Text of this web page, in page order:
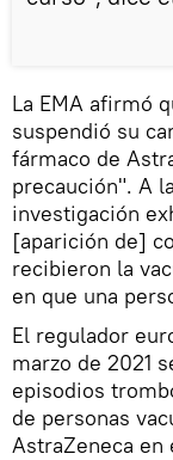
La EMA afirmó
suspendió su
fármaco de
precaución". A
investigación
[aparición de]
recibieron la
en que una
El regulador
marzo de 2021
episodios
de personas
AstraZeneca en